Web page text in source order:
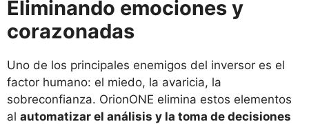
Eliminando emociones y
corazonadas
Uno de los principales enemigos del inversor es el
factor humano: el miedo, la avaricia, la
sobreconfianza. OrionONE elimina estos elementos
al automatizar el análisis y la toma de decisiones